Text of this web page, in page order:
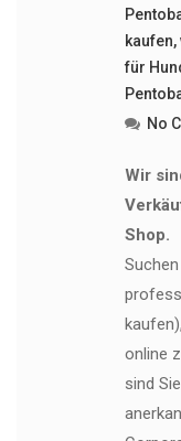
kaufen,
für
No
Wir
Shop.
online
sind